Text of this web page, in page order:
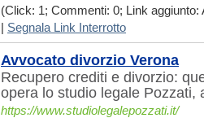
(Click: 1; Commenti: 0; Link aggiunto:
Segnala Link Interrotto
Avvocato divorzio Verona
Recupero crediti e divorzio:
opera lo studio legale Pozzati,
https://www.studiolegalepozzati.it/